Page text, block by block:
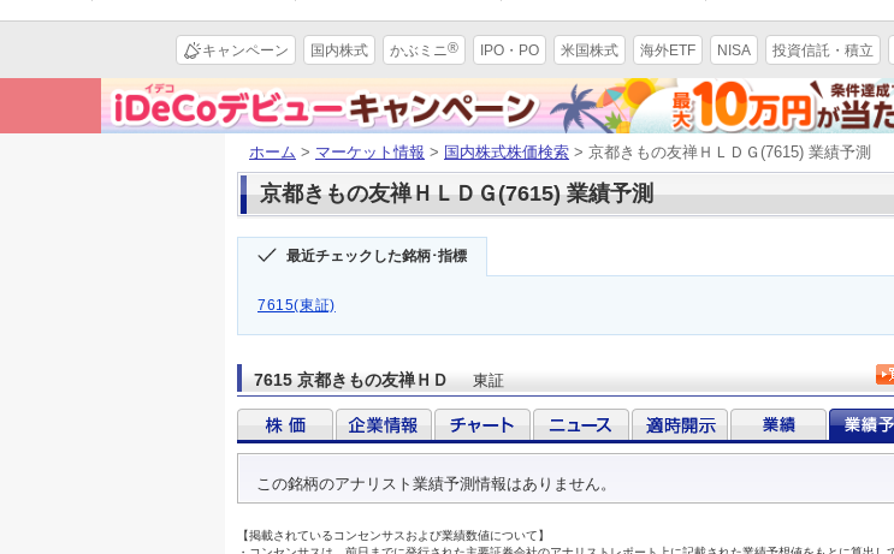
キャンペーン 国内株式 かぶミニ® IPO・PO 米国株式 海外ETF NISA 投資信託・積立
ホーム > マーケット情報 > 国内株式株価検索 > 京都きもの友禅ＨＬＤＧ(7615) 業績予測
京都きもの友禅ＨＬＤＧ(7615) 業績予測
最近チェックした銘柄･指標
7615(東証)
7615 京都きもの友禅ＨＤ 東証